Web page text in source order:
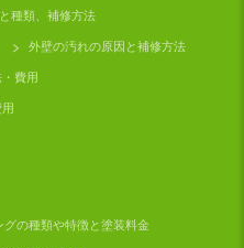
種類、補修方法
外壁の汚れの原因と補修方法
費用
グの種類や特徴と塗装料金